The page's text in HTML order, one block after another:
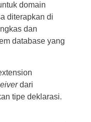
domain
diterapkan di
dan
database yang
dari
tipe deklarasi.